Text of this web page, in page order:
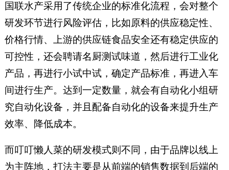
国联水产采用了传统企业的标准化流程，会对整个
研发环节进行风险评估，比如原料的供应稳定性、
价格行情、上游的供应链食品安全还有稳定供应的
可控性，还会聘请名厨测试味道，然后进行工业化
产品，再进行小试中试，确定产品标准，再进入车
间进行生产。达到一定数量，就会有自动化小组研
究自动化设备，并且配备自动化的设备来提升生产
效率、降低成本。
而叮叮懒人菜的研发模式则不同，由于品牌以线上
为主阵地，打法主要是从前端的销售数据到后端的